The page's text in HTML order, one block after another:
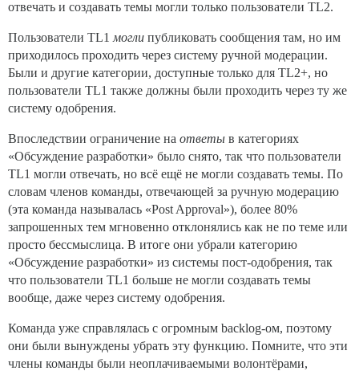
отвечать и создавать темы могли только пользователи TL2.
Пользователи TL1 могли публиковать сообщения там, но им
приходилось проходить через систему ручной модерации.
Были и другие категории, доступные только для TL2+, но
пользователи TL1 также должны были проходить через ту же
систему одобрения.
Впоследствии ограничение на ответы в категориях
«Обсуждение разработки» было снято, так что пользователи
TL1 могли отвечать, но всё ещё не могли создавать темы. По
словам членов команды, отвечающей за ручную модерацию
(эта команда называлась «Post Approval»), более 80%
запрошенных тем мгновенно отклонялись как не по теме или
просто бессмыслица. В итоге они убрали категорию
«Обсуждение разработки» из системы пост-одобрения, так
что пользователи TL1 больше не могли создавать темы
вообще, даже через систему одобрения.
Команда уже справлялась с огромным backlog-ом, поэтому
они были вынуждены убрать эту функцию. Помните, что эти
члены команды были неоплачиваемыми волонтёрами,